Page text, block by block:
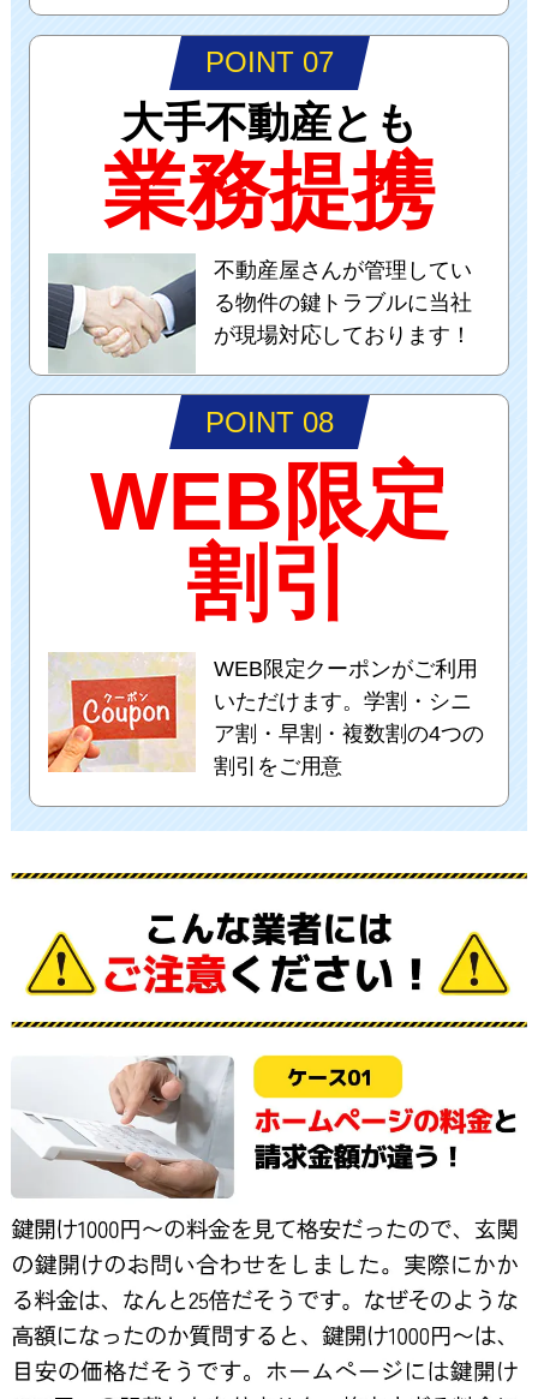
POINT 07
大手不動産とも
業務提携
不動産屋さんが管理してい
る物件の鍵トラブルに当社
が現場対応しております！
POINT 08
WEB限定
割引
WEB限定クーポンがご利用
いただけます。学割・シニ
ア割・早割・複数割の4つの
割引をご用意